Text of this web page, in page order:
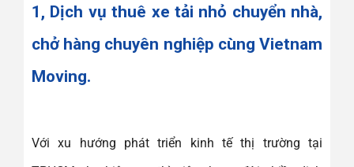
1, Dịch vụ thuê xe tải nhỏ chuyển nhà,
chở hàng chuyên nghiệp cùng Vietnam
Moving.
Với xu hướng phát triển kinh tế thị trường tại